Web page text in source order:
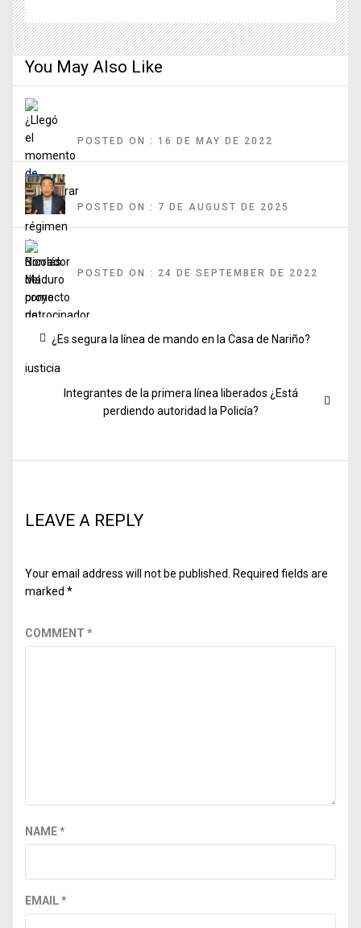
You May Also Like
POSTED ON : 16 DE MAY DE 2022
POSTED ON : 7 DE AUGUST DE 2025
POSTED ON : 24 DE SEPTEMBER DE 2022
Post
navigation
Previous
¿Es segura la línea de mando en la Casa de Nariño?
Next
Integrantes de la primera línea liberados ¿Está
perdiendo autoridad la Policía?
LEAVE A REPLY
Your email address will not be published.
Required fields are
marked *
COMMENT *
NAME*
EMAIL*